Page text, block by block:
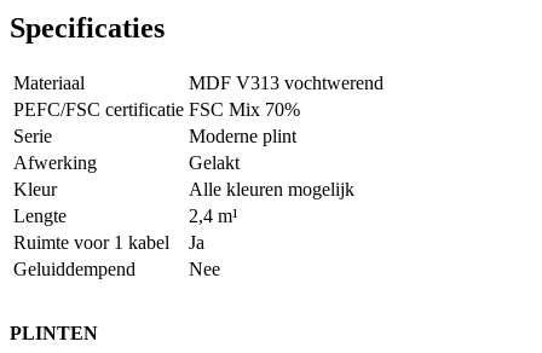
Specificaties
Materiaal
MDF V313 vochtwerend
PEFC/FSC certificatie FSC Mix 70%
Serie
Moderne plint
Afwerking
Gelakt
Kleur
Alle kleuren mogelijk
Lengte
2,4 m¹
Ruimte voor 1 kabel
Ja
Geluiddempend
Nee
PLINTEN